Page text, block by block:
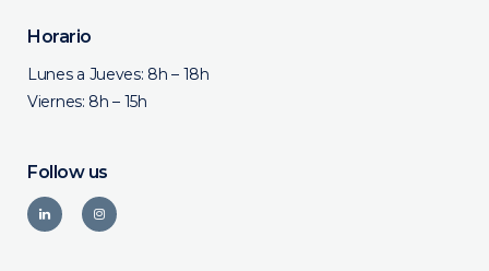
Horario
Lunes a Jueves: 8h – 18h
Viernes: 8h – 15h
Follow us